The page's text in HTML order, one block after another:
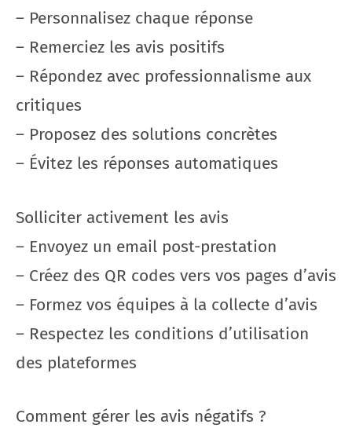
– Personnalisez chaque réponse
– Remerciez les avis positifs
– Répondez avec professionnalisme aux
critiques
– Proposez des solutions concrètes
– Évitez les réponses automatiques
Solliciter activement les avis
– Envoyez un email post-prestation
– Créez des QR codes vers vos pages d’avis
– Formez vos équipes à la collecte d’avis
– Respectez les conditions d’utilisation
des plateformes
Comment gérer les avis négatifs ?